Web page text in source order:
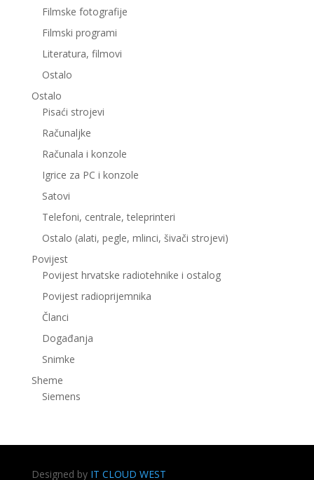
Filmske fotografije
Filmski programi
Literatura, filmovi
Ostalo
Ostalo
Pisaći strojevi
Računaljke
Računala i konzole
Igrice za PC i konzole
Satovi
Telefoni, centrale, teleprinteri
Ostalo (alati, pegle, mlinci, šivači strojevi)
Povijest
Povijest hrvatske radiotehnike i ostalog
Povijest radioprijemnika
Članci
Događanja
Snimke
Sheme
Siemens
Designed by IT CLOUD WEST